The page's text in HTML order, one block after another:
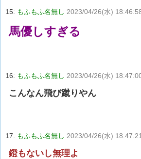
15: もふもふ名無し 2023/04/26(水)
馬優しすぎる
16: もふもふ名無し 2023/04/26(水)
こんなん飛び蹴りやん
17: もふもふ名無し 2023/04/26(水)
鐙もないし無理よ